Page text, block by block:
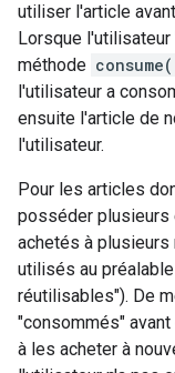
utiliser l'article
Lorsque
méthode
l'utilisateur a
ensuite l'article de
l'utilisateur.
Pour les articles
posséder plusieurs
achetés à
utilisés au
réutilisables"). De
"consommés"
à les acheter à